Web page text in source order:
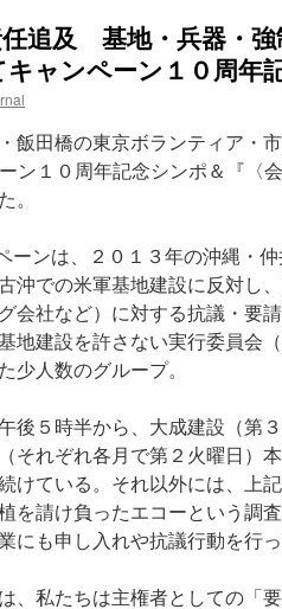
任追及 基地・兵器・強
ャンペーン１０周年
飯田橋の東京ボランティア・
ン１０周年記念シンポ＆『〈
。
ーンは、２０１３年の沖縄・
沖での米軍基地建設に反対し
会社など）に対する抗議・要
地建設を許さない実行委員会
少人数のグループ。
後５時半から、大成建設（第
それぞれ各月で第２火曜日）
けている。それ以外には、上
を請け負ったエコーという調
にも申し入れや抗議行動を行っ
、私たちは主権者としての「